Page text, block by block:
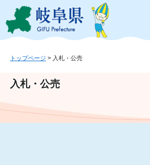
ジ
ュ
文
このページの本文へ
トップページ > 入札・公売
入札・公売